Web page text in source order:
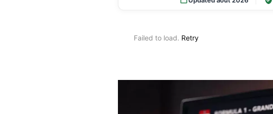
Failed to load. Retry